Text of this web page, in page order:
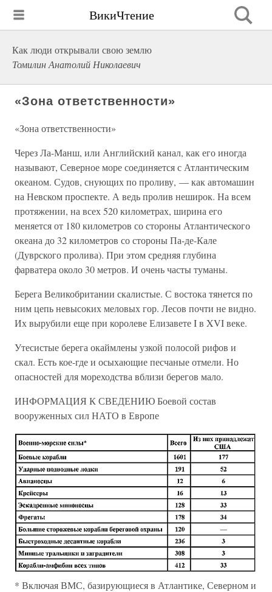
ВикиЧтение
Как люди открывали свою землю
Томилин Анатолий Николаевич
«Зона ответственности»
«Зона ответственности»
Через Ла-Манш, или Английский канал, как его иногда
называют, Северное море соединяется с Атлантическим
океаном. Судов, снующих по проливу, — как автомашин
на Невском проспекте. А ведь пролив неширок. На всем
протяжении, на всех 520 километрах, ширина его
меняется от 180 километров со стороны Атлантического
океана до 32 километров со стороны Па-де-Кале
(Дуврского пролива). При этом средняя глубина
фарватера около 30 метров. И очень часты туманы.
Берега Великобритании скалистые. С востока тянется по
ним цепь невысоких меловых гор. Лесов почти не видно.
Их вырубили еще при королеве Елизавете I в XVI веке.
Утесистые берега окаймлены узкой полосой рифов и
скал. Есть кое-где и осыхающие песчаные отмели. Но
опасностей для мореходства вблизи берегов мало.
ИНФОРМАЦИЯ К СВЕДЕНИЮ Боевой состав
вооруженных сил НАТО в Европе
* Включая ВМС, базирующиеся в Атлантике, Северном и